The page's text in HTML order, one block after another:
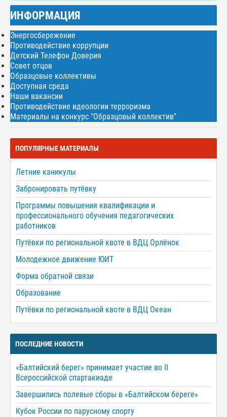
ИНФОРМАЦИЯ
Энергосбережение
Противодействие коррупции
Детский Телефон Доверия
Совет отцов
Образцовые коллективы
Доступная среда
Наши вакансии
Противодействие идеологии терроризма
Материалы на конкурс "Образцовый коллектив"
ПОПУЛЯРНЫЕ МАТЕРИАЛЫ
Летние каникулы
Забронировать путёвку
Программы повышения квалификации и
профессионального обучения педагогических
работников
Путёвки по региональной квоте в ВДЦ Орлёнок
Молодежное движение ЮИТ
Форма обратной связи
Образование
Путёвки по региональной квоте в ВДЦ Океан
ПОСЛЕДНИЕ НОВОСТИ
«Балтийский берег» принимает участие во II
Всероссийской спартакиаде
Завершились полевые сборы в «Балтийском береге»
Кубок России по парусному спорту